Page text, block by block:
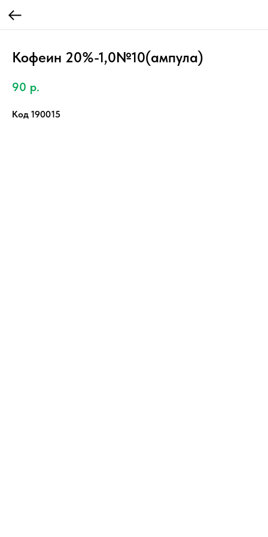
Кофеин 20%-1,0№10(ампула)
90 р.
Код 190015